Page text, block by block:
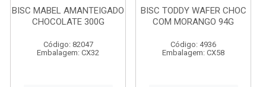
BISC MABEL AMANTEIGADO
CHOCOLATE 300G
Código: 82047
Embalagem: CX32
BISC TODDY WAFER CHOC
COM MORANGO 94G
Código: 4936
Embalagem: CX58